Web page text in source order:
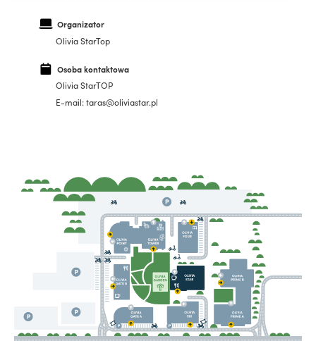
Organizator
Olivia StarTop
Osoba kontaktowa
Olivia StarTOP
E-mail: taras@oliviastar.pl